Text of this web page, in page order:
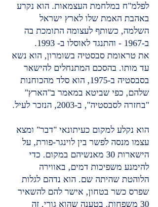
לפלמ"ח במלחמת העצמאות. הוא נקרע
באהבת האמת שלו לארץ ישראל
השלמה, כשותף לעצומה התומכת בה
ב-1967 - והתנגד לאוסלו ב- 1993.
את טראומת סבסטיה בשומרון, הוא נשא
עד מותו. בהסכם המתנחלים להישאר
בסבסטיה ב-1975, הוא סלד מהכוחנות
שלהם, כפי שביטא במאמר ב"הארץ"
"בחזרה לסבסטיה", ב-2003, הנזכר לעיל.
הוא נקלע למקום כעיתונאי "דבר" ומצא
עצמו מנסה לפשר בין לוינגר-פורת, על
הישארות 30 מאנשיהם במקום. כדי
להימנע משפיכות דמים, באווירה
הלוהטת שהיתה שם. הוא נדהם לגלות
שפרס כשר בטחון, אישר להם להשאיר
30 משפחות, בטענה שהוא גורי, זה